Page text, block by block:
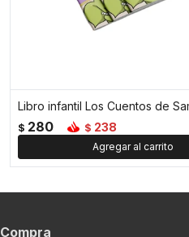
$ 280 $ 238
Compra